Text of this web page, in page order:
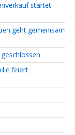
startet
geht gemeinsam
feiert